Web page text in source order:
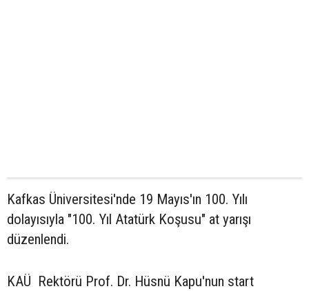
Kafkas Üniversitesi'nde 19 Mayıs'ın 100. Yılı
dolayısıyla "100. Yıl Atatürk Koşusu" at yarışı
düzenlendi.
KAÜ Rektörü Prof. Dr. Hüsnü Kapu'nun start